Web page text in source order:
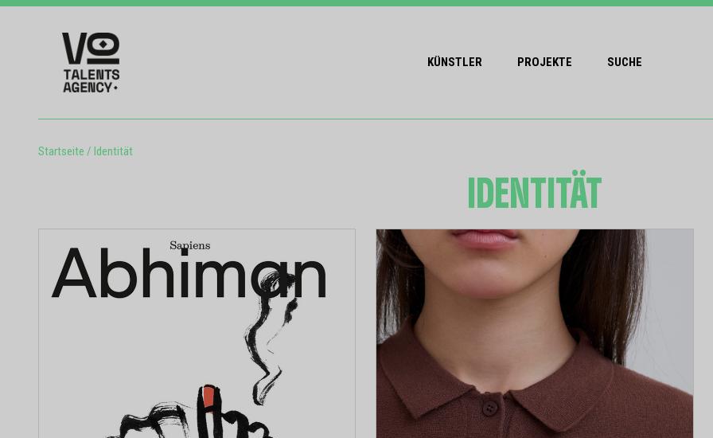
KÜNSTLER PROJEKTE SUCHE
Startseite / Identität
IDENTITÄT